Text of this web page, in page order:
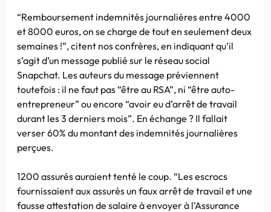
“Remboursement indemnités journalières entre 4000
et 8000 euros, on se charge de tout en seulement deux
semaines !”, citent nos confrères, en indiquant qu’il
s’agit d’un message publié sur le réseau social
Snapchat. Les auteurs du message préviennent
toutefois : il ne faut pas “être au RSA”, ni “être auto-
entrepreneur” ou encore “avoir eu d’arrêt de travail
durant les 3 derniers mois”. En échange ? Il fallait
verser 60% du montant des indemnités journalières
perçues.
1200 assurés auraient tenté le coup. “Les escrocs
fournissaient aux assurés un faux arrêt de travail et une
fausse attestation de salaire à envoyer à l’Assurance